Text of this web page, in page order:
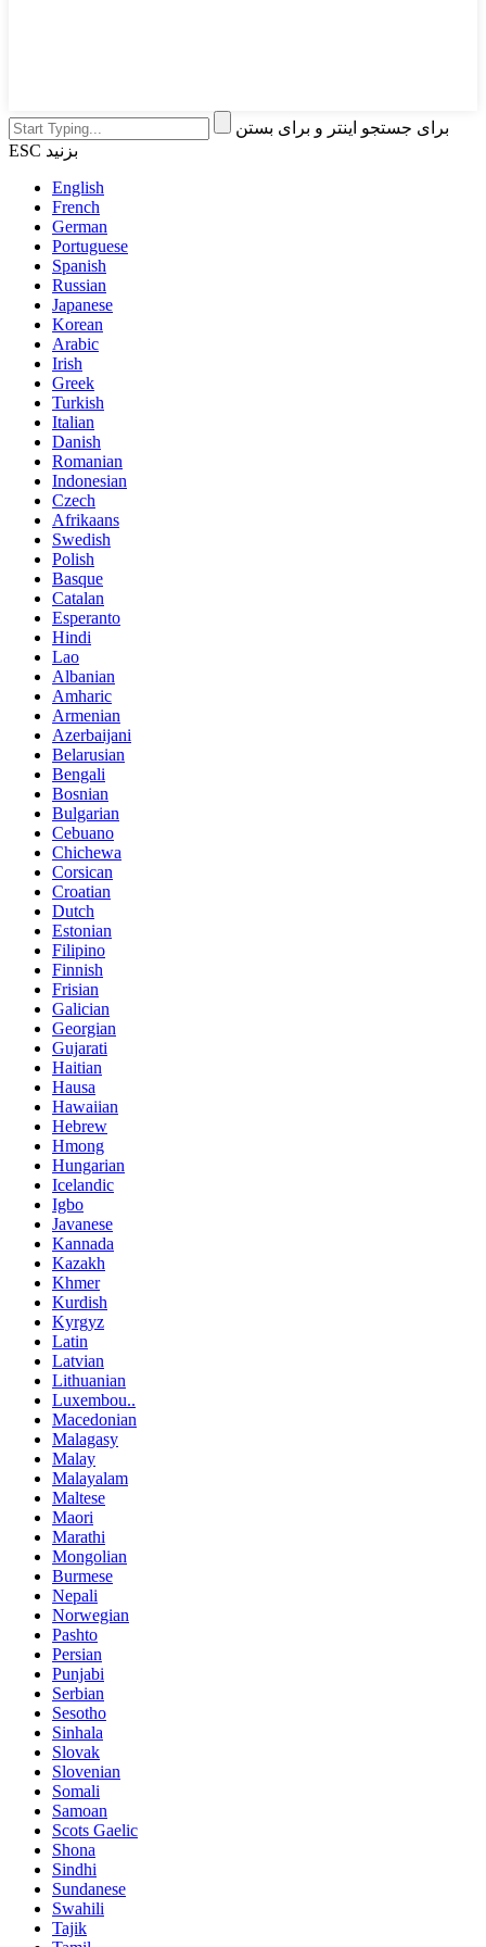
برای جستجو اینتر و برای بستن
ESC بزنید
English
French
German
Portuguese
Spanish
Russian
Japanese
Korean
Arabic
Irish
Greek
Turkish
Italian
Danish
Romanian
Indonesian
Czech
Afrikaans
Swedish
Polish
Basque
Catalan
Esperanto
Hindi
Lao
Albanian
Amharic
Armenian
Azerbaijani
Belarusian
Bengali
Bosnian
Bulgarian
Cebuano
Chichewa
Corsican
Croatian
Dutch
Estonian
Filipino
Finnish
Frisian
Galician
Georgian
Gujarati
Haitian
Hausa
Hawaiian
Hebrew
Hmong
Hungarian
Icelandic
Igbo
Javanese
Kannada
Kazakh
Khmer
Kurdish
Kyrgyz
Latin
Latvian
Lithuanian
Luxembou..
Macedonian
Malagasy
Malay
Malayalam
Maltese
Maori
Marathi
Mongolian
Burmese
Nepali
Norwegian
Pashto
Persian
Punjabi
Serbian
Sesotho
Sinhala
Slovak
Slovenian
Somali
Samoan
Scots Gaelic
Shona
Sindhi
Sundanese
Swahili
Tajik